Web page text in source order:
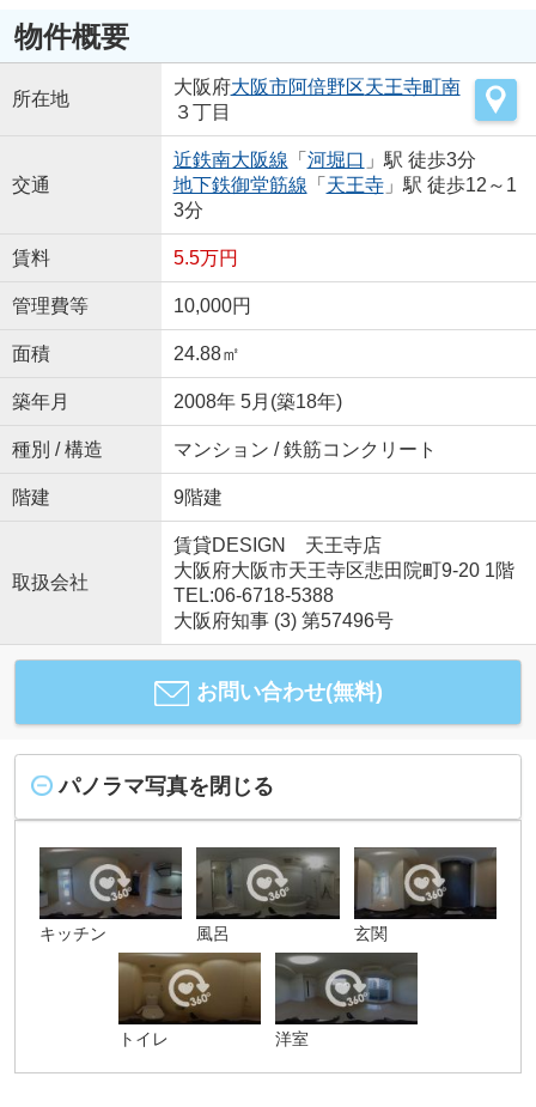
物件概要
所在地
大阪府大阪市阿倍野区天王寺町南
３丁目
交通
近鉄南大阪線 「 河堀口 」駅 徒歩3分
地下鉄御堂筋線 「 天王寺」駅 徒歩12～1
3分
賃料 5.5万円
管理費等 10,000円
面積 24.88㎡
築年月 2008年 5月(築18年)
種別 / 構造 マンション / 鉄筋コンクリート
階建 9階建
取扱会社
賃貸DESIGN 天王寺店
大阪府大阪市天王寺区悲田院町9-20 1階
TEL:06-6718-5388
大阪府知事 (3) 第57496号
お問い合わせ(無料)
パノラマ写真を閉じる
キッチン 風呂 玄関
トイレ 洋室